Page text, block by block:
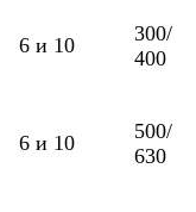
6 и 10
300/
400
6 и 10
500/
630